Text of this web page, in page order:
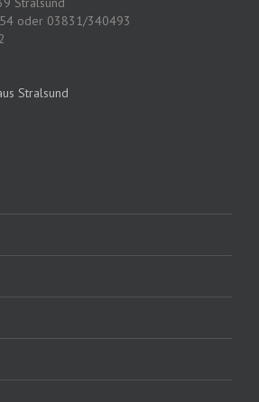
oder 03831/340493
Stralsund